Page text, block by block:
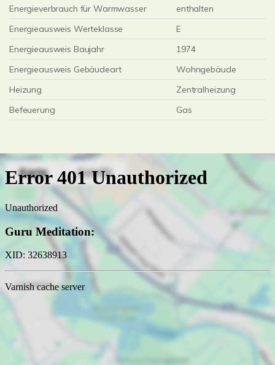
Energieverbrauch für Warmwasser
enthalten
Energieausweis Werteklasse
E
Energieausweis Baujahr
1974
Energieausweis Gebäudeart
Wohngebäude
Heizung
Zentralheizung
Befeuerung
Gas